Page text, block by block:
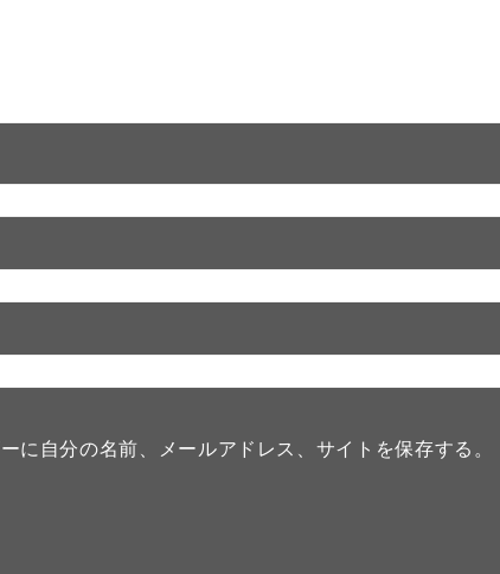
に自分の名前、メールアドレス、サイトを保存する。